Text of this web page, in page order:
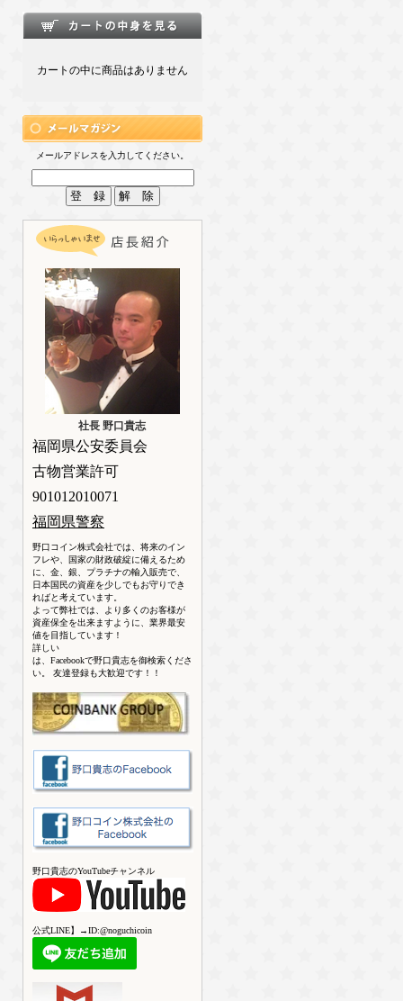
カートの中に商品はありません
メールアドレスを入力してください。
社長 野口貴志
福岡県公安委員会
古物営業許可
901012010071
福岡県警察
野口コイン株式会社では、将来のイン
フレや、国家の財政破綻に備えるため
に、金、銀、プラチナの輸入販売で、
日本国民の資産を少しでもお守りでき
ればと考えています。
よって弊社では、より多くのお客様が
資産保全を出来ますように、業界最安
値を目指しています！
詳しい
は、Facebookで野口貴志を御検索くださ
い。 友達登録も大歓迎です！！
野口貴志のYouTubeチャンネル
公式LINE】→ID:@noguchicoin